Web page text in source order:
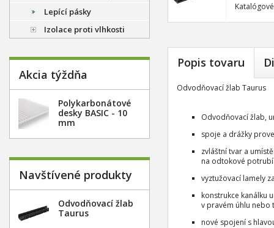
Popis tovaru
Odvodňovací žlab Taurus
Odvodňovací žlab,
spoje a drážky
zvláštní tvar a
na odtokové
vyztužovací lamely
konstrukce kanálku
v pravém úhlu nebo
nové spojení s
Lepící pásky
Izolace proti vlhkosti
Akcia týždňa
Polykarbonátové
desky BASIC - 10
mm
Navštívené produkty
Odvodňovací žlab
Taurus